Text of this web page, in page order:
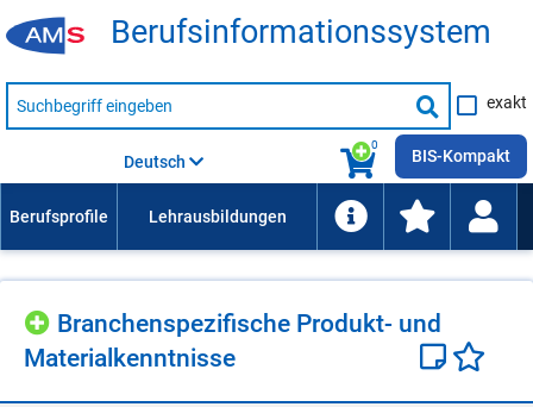
Be­rufs­in­for­ma­ti­ons­sys­tem
Suche
nach
Suche
starten
exakt
0
Deutsch BIS-Kompakt
Bran­chen­spe­zi­fi­sche Pro­dukt- und
Ma­te­ri­al­kennt­nis­se